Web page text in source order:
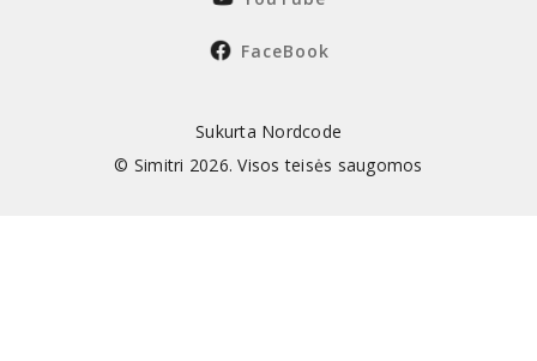
FaceBook
Sukurta Nordcode
© Simitri 2026. Visos teisės saugomos